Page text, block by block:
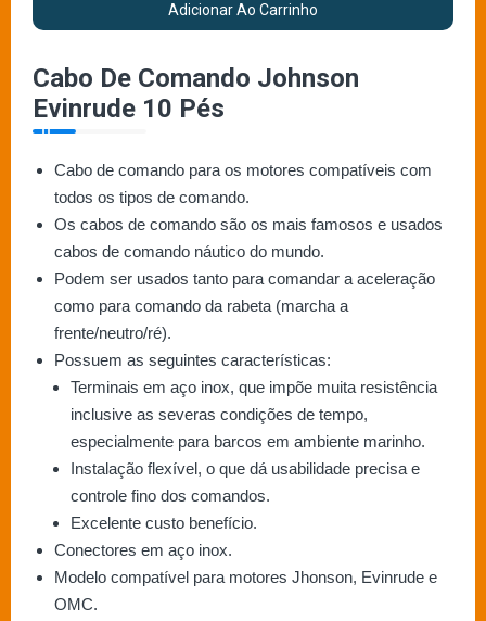
Adicionar Ao Carrinho
Cabo De Comando Johnson
Evinrude 10 Pés
Cabo de comando para os motores compatíveis com
todos os tipos de comando.
Os cabos de comando são os mais famosos e usados
cabos de comando náutico do mundo.
Podem ser usados tanto para comandar a aceleração
como para comando da rabeta (marcha a
frente/neutro/ré).
Possuem as seguintes características:
Terminais em aço inox, que impõe muita resistência
inclusive as severas condições de tempo,
especialmente para barcos em ambiente marinho.
Instalação flexível, o que dá usabilidade precisa e
controle fino dos comandos.
Excelente custo benefício.
Conectores em aço inox.
Modelo compatível para motores Jhonson, Evinrude e
OMC.